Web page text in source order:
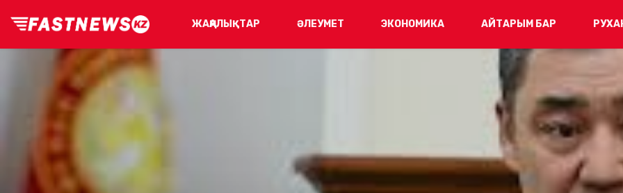
ЖАҢАЛЫҚТАР ӘЛЕУМЕТ ЭКОНОМИКА АЙТАРЫМ БАР